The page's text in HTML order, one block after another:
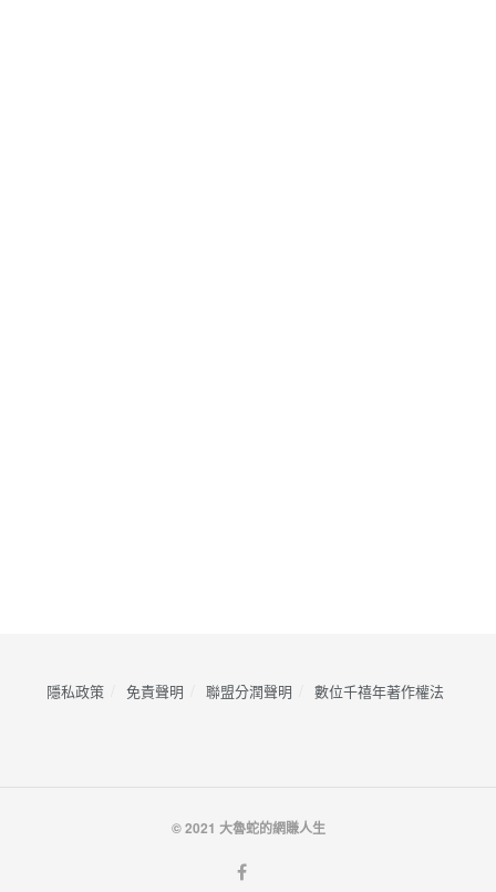
隱私政策 免責聲明 聯盟分潤聲明 數位千禧年著作權法
© 2021 大魯蛇的網賺人生